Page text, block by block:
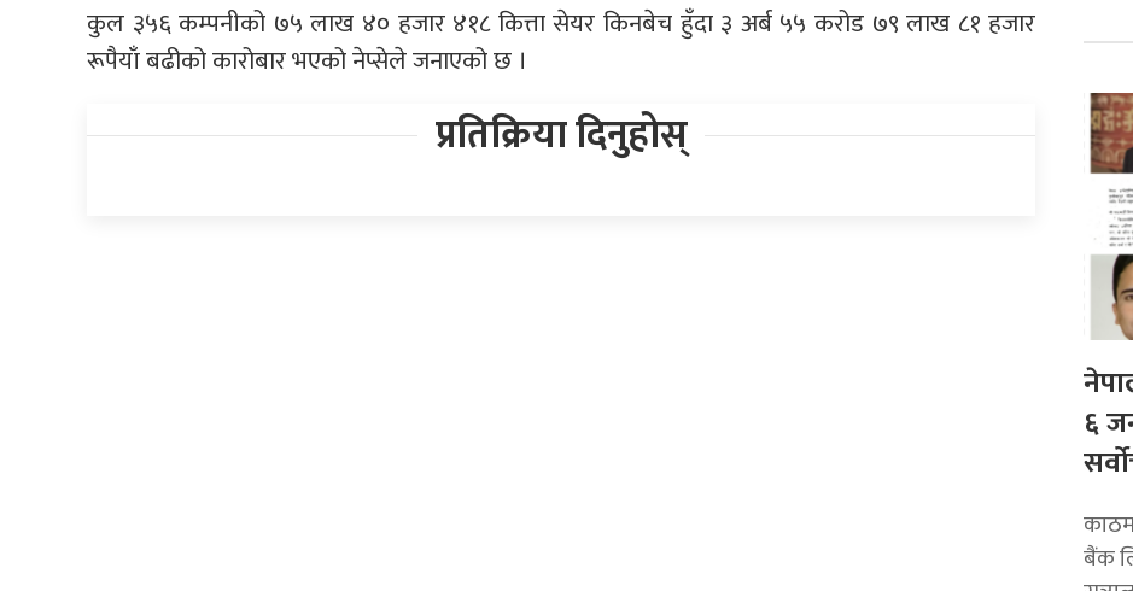
कुल ३५६ कम्पनीको ७५ लाख ४० हजार ४१८ कित्ता सेयर किनबेच हुँदा ३ अर्ब ५५ करोड ७९ लाख ८१ हजार
रूपैयाँ बढीको कारोबार भएको नेप्सेले जनाएको छ ।
प्रतिक्रिया दिनुहोस्
६
बैंक